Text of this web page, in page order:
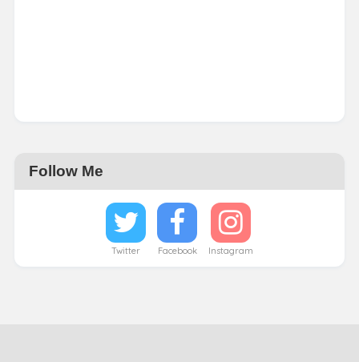
Follow Me
Twitter Facebook Instagram